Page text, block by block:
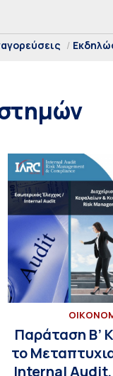
Παράταση Β’
το
Internal